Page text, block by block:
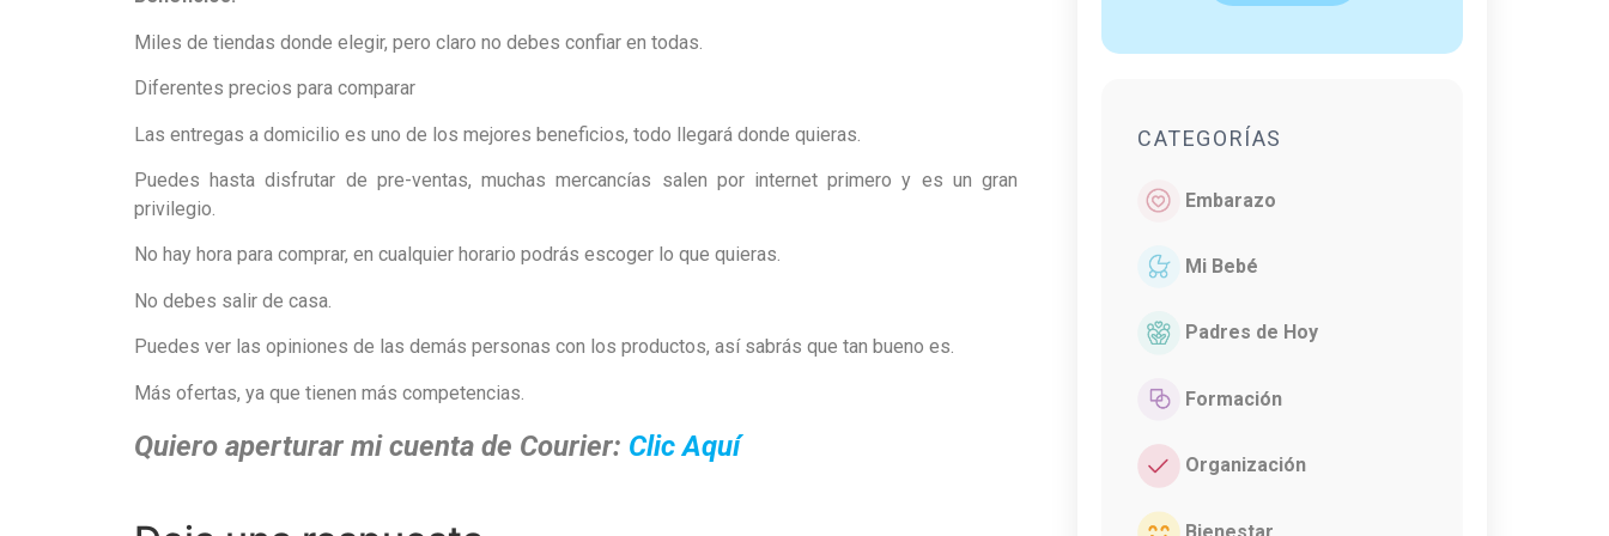
Miles de tiendas donde elegir, pero claro no debes confiar en todas.
Diferentes precios para comparar
Las entregas a domicilio es uno de los mejores beneficios, todo llegará donde quieras.
Puedes hasta disfrutar de pre-ventas, muchas mercancías salen por internet primero y es un gran
privilegio.
No hay hora para comprar, en cualquier horario podrás escoger lo que quieras.
No debes salir de casa.
Puedes ver las opiniones de las demás personas con los productos, así sabrás que tan bueno es.
Más ofertas, ya que tienen más competencias.
Quiero aperturar mi cuenta de Courier: Clic Aquí
CATEGORÍAS
Embarazo
Mi Bebé
Padres de Hoy
Formación
Organización
Bienestar